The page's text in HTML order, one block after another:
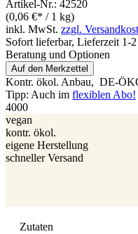
Artikel-Nr.: 42520
(0,06 €* / 1 kg)
inkl. MwSt. zzgl.
Sofort lieferbar, Lieferzeit 1-
Beratung und Optionen
Auf den Merkzettel
Kontr. ökol. Anbau, DE-
Tipp: Auch im flexiblen Abo!
4000
vegan
kontr. ökol.
eigene Herstellung
schneller Versand
Zutaten